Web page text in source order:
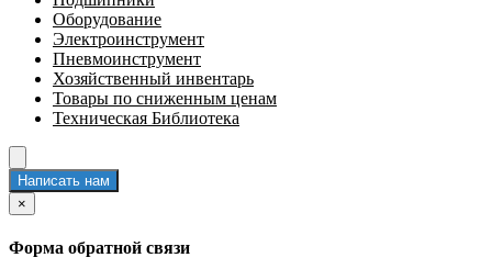
Оборудование
Электроинструмент
Пневмоинструмент
Хозяйственный инвентарь
Товары по сниженным ценам
Техническая Библиотека
Написать нам
×
Форма обратной связи